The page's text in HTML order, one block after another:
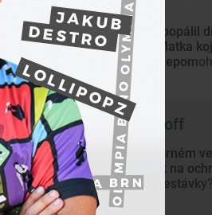
Muž z Brna popálil
měl hlídat. Matka
několik dní
O čem píše Trade-off
Práce v úmorném
vzniká nárok na
a častější přestávky?